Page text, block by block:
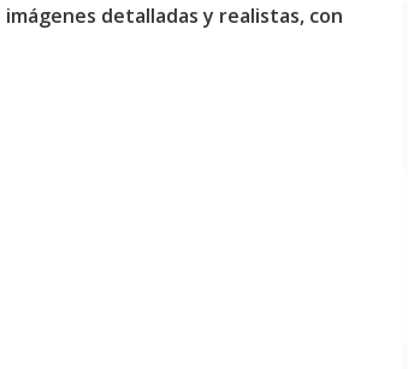
imágenes detalladas y realistas, con